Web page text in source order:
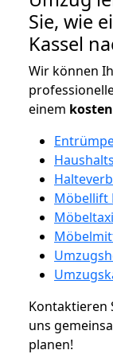
Sie, wie
Kassel
Wir können
einem
Möbellift
Möbeltaxi
Kontaktieren
uns
planen!